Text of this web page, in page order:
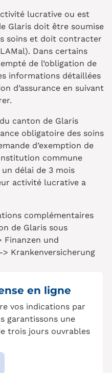
lucrative ou est
Glaris doit être soumise
soins et doit contracter
Dans certains
de l’obligation de
informations détaillées
d’assurance en suivant
canton de Glaris
obligatoire des soins
d’exemption de
commune
délai de 3 mois
activité lucrative a
complémentaires
de Glaris sous
Finanzen und
Krankenversicherung
en ligne
vos indications par
garantissons une
trois jours ouvrables